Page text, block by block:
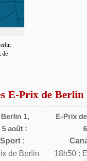
de
E-Prix de Berlin
1,
août :
:
de Berlin
E-Prix
18h50 :